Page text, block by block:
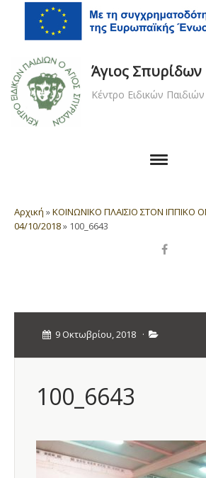
Άγιος Σπυρίδων
Κέντρο Ειδικών Παιδιών
Αρχική »ΚΟΙΝΩΝΙΚΟ ΠΛΑΙΣΙΟ ΣΤΟΝ ΙΠΠΙΚΟ
04/10/2018» 100_6643
9 Οκτωβρίου, 2018 ·
100_6643